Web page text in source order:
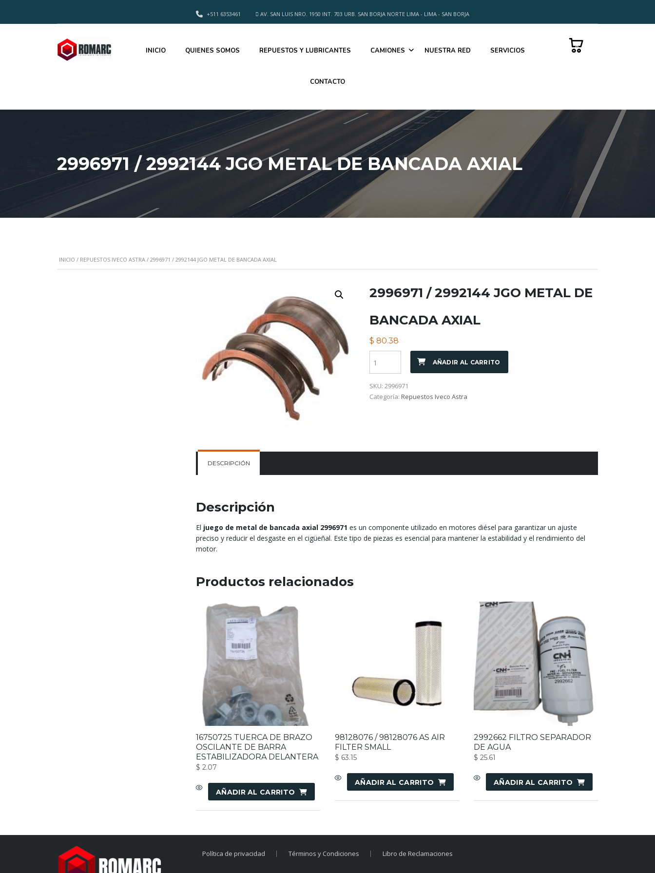
AV. SAN LUIS NRO. 1950 INT. 703 URB. SAN BORJA NORTE LIMA - LIMA - SAN BORJA
+511 6353461
0
INICIO QUIENES SOMOS REPUESTOS Y LUBRICANTES CAMIONES NUESTRA RED SERVICIOS
CONTACTO
2996971 / 2992144 JGO METAL DE BANCADA AXIAL
INICIO / REPUESTOS IVECO ASTRA / 2996971 / 2992144 JGO METAL DE BANCADA AXIAL
2996971 / 2992144 JGO METAL DE
BANCADA AXIAL
$ 80.38
AÑADIR AL CARRITO
SKU:2996971
Categoría:Repuestos Iveco Astra
DESCRIPCIÓN
Descripción
El juego de metal de bancada axial 2996971 es un componente utilizado en motores diésel para garantizar un ajuste
preciso y reducir el desgaste en el cigüeñal. Este tipo de piezas es esencial para mantener la estabilidad y el rendimiento del
motor.
Productos relacionados
16750725 TUERCA DE BRAZO
OSCILANTE DE BARRA
ESTABILIZADORA DELANTERA
$ 2.07
AÑADIR AL CARRITO
98128076 / 98128076 AS AIR
FILTER SMALL
$ 63.15
AÑADIR AL CARRITO
2992662 FILTRO SEPARADOR
DE AGUA
$ 25.61
AÑADIR AL CARRITO
Política de privacidad Términos y Condiciones Libro de Reclamaciones